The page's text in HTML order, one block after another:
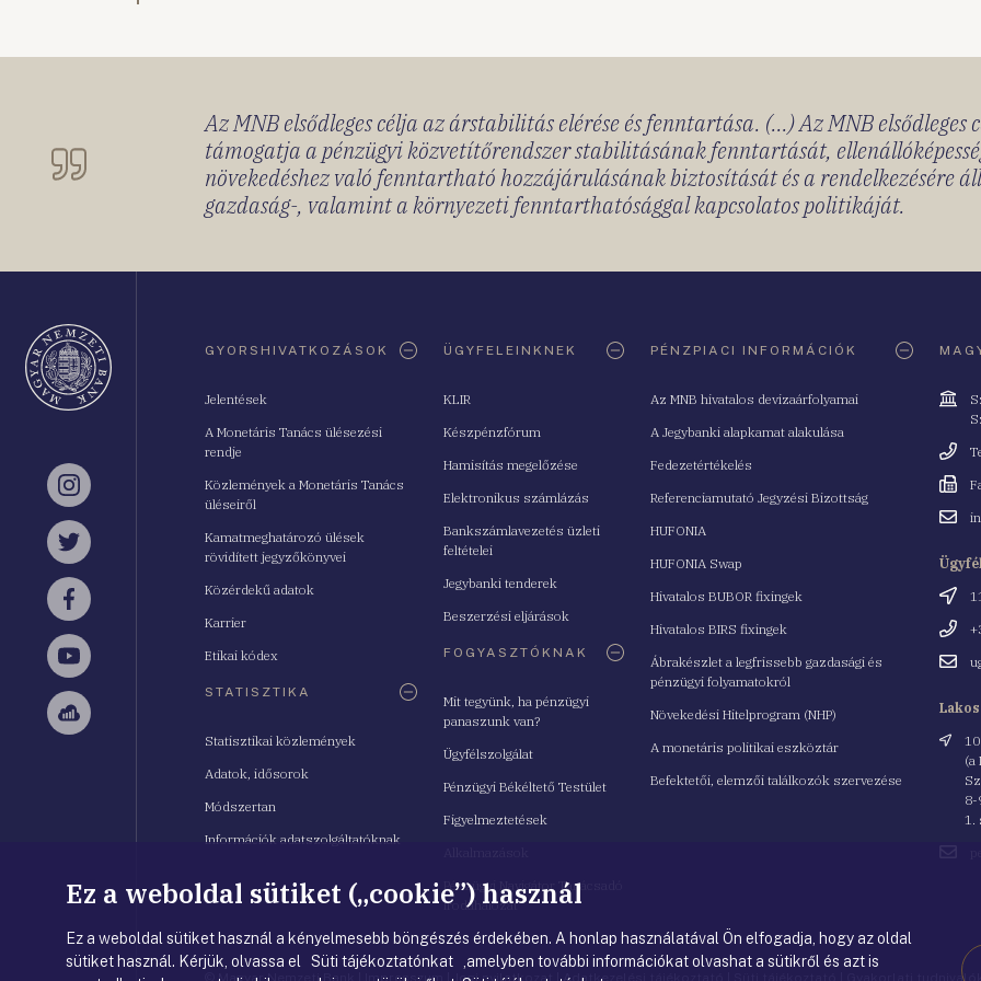
Az MNB elsődleges célja az árstabilitás elérése és fenntartása. (...) Az MNB elsődleges
támogatja a pénzügyi közvetítőrendszer stabilitásának fenntartását,
növekedéshez való fenntartható hozzájárulásának biztosítását és a rendelkezésére
gazdaság-, valamint a környezeti fenntarthatósággal kapcsolatos politikáját.
Instagram
Twitter
Facebook
YouTube
Sellsy
GYORSHIVATKOZÁSOK
Jelentések
A Monetáris Tanács ülésezési
rendje
Közlemények a Monetáris Tanács
üléseiről
Kamatmeghatározó ülések
rövidített jegyzőkönyvei
Közérdekű adatok
Karrier
Etikai kódex
STATISZTIKA
Statisztikai közlemények
Adatok, idősorok
Módszertan
Információk adatszolgáltatóknak
ÜGYFELEINKNEK
KLIR
Készpénzfórum
Hamisítás megelőzése
Elektronikus számlázás
Bankszámlavezetés üzleti
feltételei
Jegybanki tenderek
Beszerzési eljárások
FOGYASZTÓKNAK
Mit tegyünk, ha pénzügyi
panaszunk van?
Ügyfélszolgálat
Pénzügyi Békéltető Testület
Figyelmeztetések
Pénzügyi Navigátor Tanácsadó
Irodahálózat
PÉNZPIACI INFORMÁCIÓK
Az MNB hivatalos devizaárfolyamai
A Jegybanki alapkamat alakulása
Fedezetértékelés
Referenciamutató Jegyzési Bizottság
HUFONIA
HUFONIA Swap
Hivatalos BUBOR fixingek
Hivatalos BIRS fixingek
Ábrakészlet a legfrissebb gazdasági és
pénzügyi folyamatokról
Növekedési Hitelprogram (NHP)
A monetáris politikai eszköztár
Befektetői, elemzői találkozók szervezése
Cím
Fax
Email
Cím
Email
Cím
(a
8-
1.
© Magyar Nemzeti Bank Impresszum | Jogi nyilatkozat | Adatkezelési tájékoztató Gyakorlati
Ez a weboldal sütiket („cookie”) használ
Ez a weboldal sütiket használ a kényelmesebb böngészés érdekében. A honlap használatával Ön elfogadja, hogy az oldal
sütiket használ. Kérjük, olvassa el Süti tájékoztatónkat ,amelyben további információkat olvashat a sütikről és azt is